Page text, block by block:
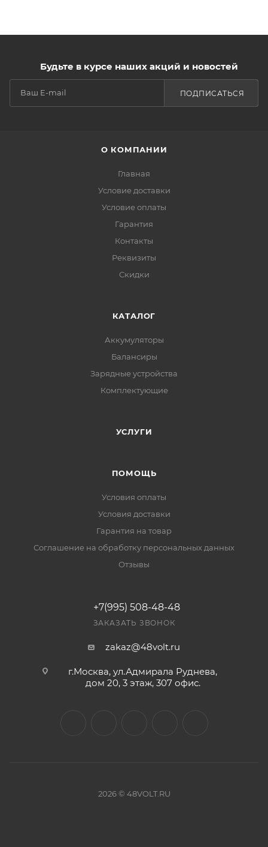
Будьте в курсе наших акций и новостей
ПОДПИСАТЬСЯ
О КОМПАНИИ
Главная
Условие доставки
Условие оплаты
Гарантия
Контакты
Реквизиты
Скидки
КАТАЛОГ
Аккумуляторы
Балансиры
Зарядные устройства
Комплектующие
УСЛУГИ
ПОМОЩЬ
Условия оплаты
Условия доставки
Гарантия на товар
Соглашение на обработку персональных данных
Отзывы
+7(995) 508-48-48
ЗАКАЗАТЬ ЗВОНОК
zakaz@48volt.ru
г.Москва, ул.Адмирала Руднева,
дом 20, 3 этаж, 307 офис.
2026 © 48VOLT.RU